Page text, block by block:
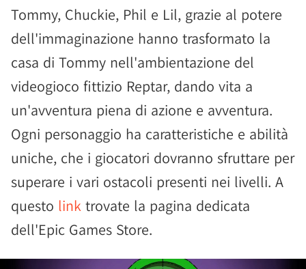
Tommy, Chuckie, Phil e Lil, grazie al potere
dell'immaginazione hanno trasformato la
casa di Tommy nell'ambientazione del
videogioco fittizio Reptar, dando vita a
un'avventura piena di azione e avventura.
Ogni personaggio ha caratteristiche e abilità
uniche, che i giocatori dovranno sfruttare per
superare i vari ostacoli presenti nei livelli. A
questo link trovate la pagina dedicata
dell'Epic Games Store.